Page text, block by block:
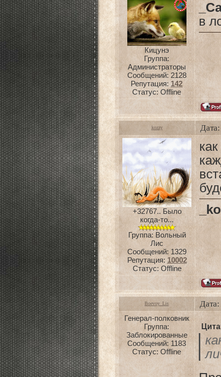
Кицунэ
Группа:
Администраторы
Сообщений:2128
Репутация: 142
Статус: Offline
в
kozzy
+32767.. Было
когда-то...
Группа: Вольный
Лис
Сообщений: 1329
Репутация: 10002
Статус: Offline
Boevoy_Lis
Генерал-полковник
Группа:
Заблокированные
Сообщений: 1183
Статус: Offline